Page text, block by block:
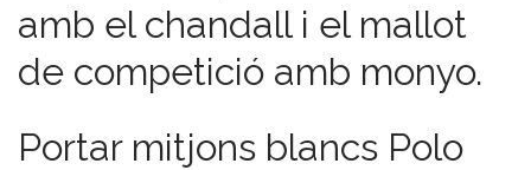
amb el chandall i el mallot
de competició amb monyo.
Portar mitjons blancs Polo